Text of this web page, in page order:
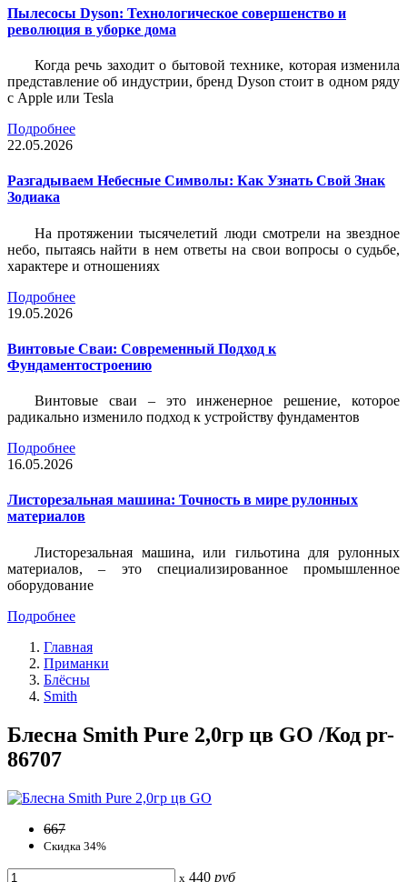
Пылесосы Dyson: Технологическое совершенство и
революция в уборке дома
Когда речь заходит о бытовой технике, которая изменила
представление об индустрии, бренд Dyson стоит в одном ряду
с Apple или Tesla
Подробнее
22.05.2026
Разгадываем Небесные Символы: Как Узнать Свой Знак
Зодиака
На протяжении тысячелетий люди смотрели на звездное
небо, пытаясь найти в нем ответы на свои вопросы о судьбе,
характере и отношениях
Подробнее
19.05.2026
Винтовые Сваи: Современный Подход к
Фундаментостроению
Винтовые сваи – это инженерное решение, которое
радикально изменило подход к устройству фундаментов
Подробнее
16.05.2026
Листорезальная машина: Точность в мире рулонных
материалов
Листорезальная машина, или гильотина для рулонных
материалов, – это специализированное промышленное
оборудование
Подробнее
Главная
Приманки
Блёсны
Smith
Блесна Smith Pure 2,0гр цв GO /Код pr-
86707
667
Скидка 34%
x 440 руб